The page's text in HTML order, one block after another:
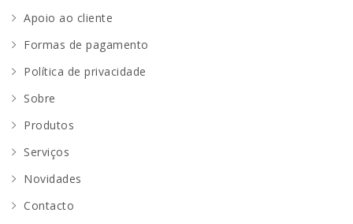
Apoio ao cliente
Formas de pagamento
Política de privacidade
Sobre
Produtos
Serviços
Novidades
Contacto